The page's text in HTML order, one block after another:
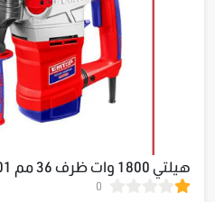
هيلتي 1800 وات ظرف 36 مم ERHRP1801
0